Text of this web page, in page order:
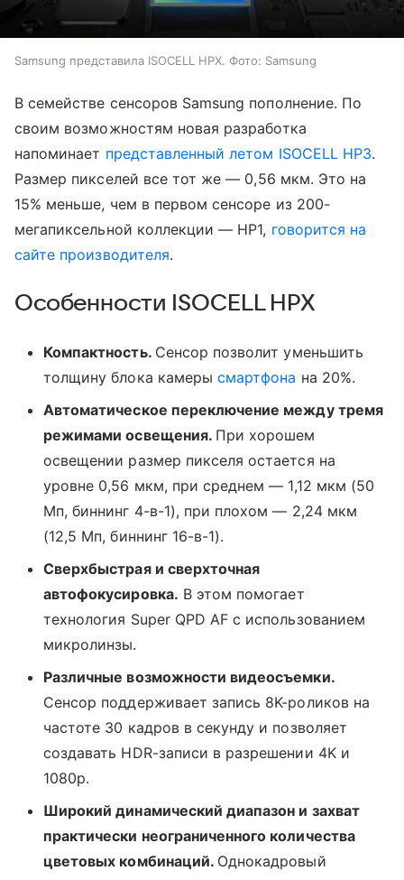
Samsung представила ISOCELL HPX. Фото: Samsung
В семействе сенсоров Samsung пополнение. По
своим возможностям новая разработка
напоминает представленный летом ISOCELL HP3.
Размер пикселей все тот же— 0,56 мкм. Это на
15% меньше, чем в первом сенсоре из 200-
мегапиксельной коллекции— HP1, говорится на
сайте производителя.
Особенности ISOCELL HPX
Компактность. Сенсор позволит уменьшить
толщину блока камерысмартфона на 20%.
Автоматическое переключение между тремя
режимами освещения. При хорошем
освещении размер пикселя остается на
уровне 0,56 мкм, при среднем — 1,12 мкм (50
Мп, биннинг 4-в-1), при плохом — 2,24 мкм
(12,5 Мп, биннинг 16-в-1).
Сверхбыстрая и сверхточная
автофокусировка. В этом помогает
технология Super QPD AF с использованием
микролинзы.
Различные возможности видеосъемки.
Сенсор поддерживает запись 8K-роликов на
частоте 30 кадров в секунду и позволяет
создавать HDR-записи в разрешении 4K и
1080p.
Широкий динамический диапазон и захват
практически неограниченного количества
цветовых комбинаций. Однокадровый